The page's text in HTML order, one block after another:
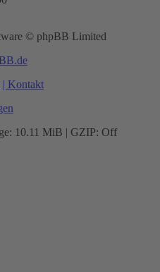
© phpBB Limited
| Kontakt
10.11 MiB | GZIP: Off